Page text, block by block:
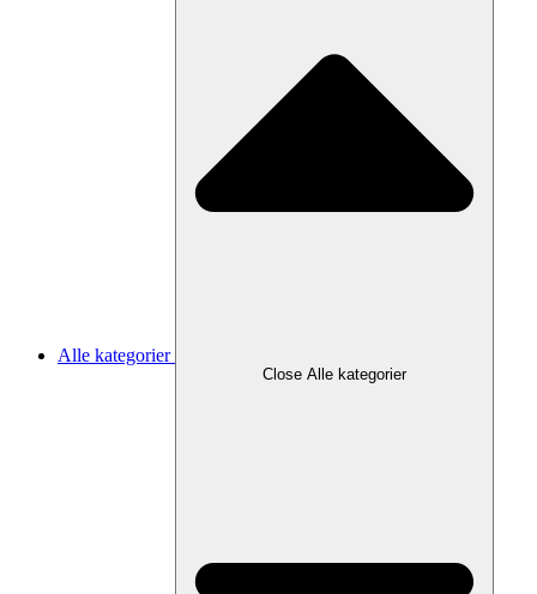
Alle kategorier
Close Alle kategorier